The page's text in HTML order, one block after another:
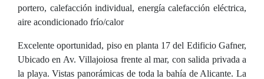
portero, calefacción individual, energía calefacción eléctrica,
aire acondicionado frío/calor
Excelente oportunidad, piso en planta 17 del Edificio Gafner,
Ubicado en Av. Villajoiosa frente al mar, con salida privada a
la playa. Vistas panorámicas de toda la bahía de Alicante. La